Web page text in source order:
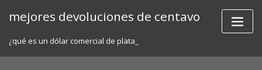
mejores devoluciones de centavo
¿qué es un dólar comercial de plata_